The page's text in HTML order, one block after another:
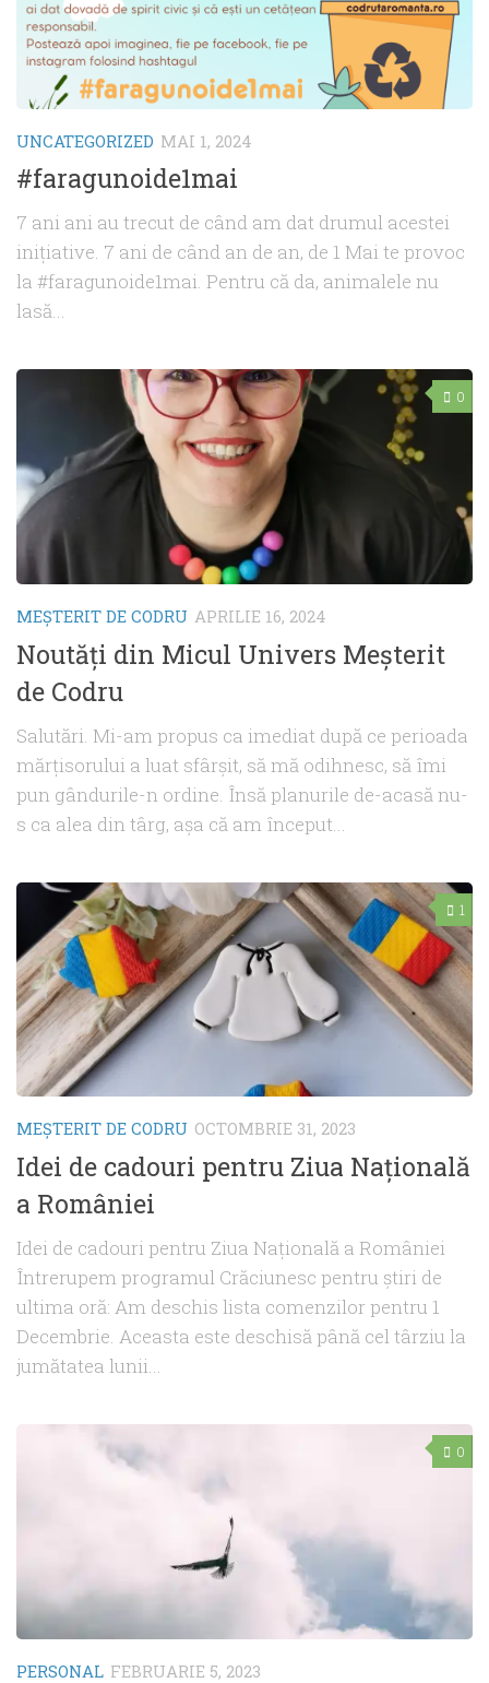
UNCATEGORIZED MAI 1, 2024
#faragunoide1mai
7 ani ani au trecut de când am dat drumul acestei
inițiative. 7 ani de când an de an, de 1 Mai te provoc
la #faragunoide1mai. Pentru că da, animalele nu
lasă...
0
MEŞTERIT DE CODRU APRILIE 16, 2024
Noutăți din Micul Univers Meșterit
de Codru
Salutări. Mi-am propus ca imediat după ce perioada
mărțisorului a luat sfârșit, să mă odihnesc, să îmi
pun gândurile-n ordine. Însă planurile de-acasă nu-
s ca alea din târg, așa că am început...
1
MEŞTERIT DE CODRU OCTOMBRIE 31, 2023
Idei de cadouri pentru Ziua Națională
a României
Idei de cadouri pentru Ziua Națională a României
Întrerupem programul Crăciunesc pentru știri de
ultima oră: Am deschis lista comenzilor pentru 1
Decembrie. Aceasta este deschisă până cel târziu la
jumătatea lunii...
0
PERSONAL FEBRUARIE 5, 2023